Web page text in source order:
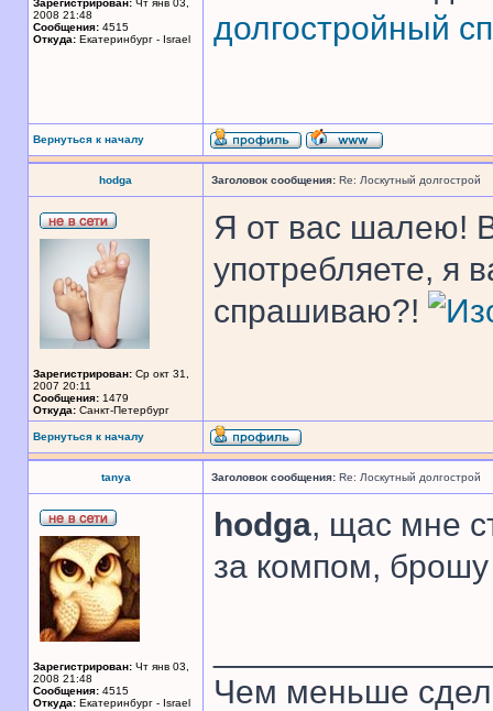
Зарегистрирован: Чт янв 03,
2008 21:48
Сообщения: 4515
Откуда: Екатеринбург - Israel
долгостройный
Вернуться к началу
hodga Заголовок сообщения: Re: Лоскутный долгострой
Зарегистрирован: Ср окт 31,
2007 20:11
Сообщения: 1479
Откуда: Санкт-Петербург
Я от вас шалею!
употребляете, я
спрашиваю?!
Вернуться к началу
tanya Заголовок сообщения: Re: Лоскутный долгострой
Зарегистрирован: Чт янв 03,
2008 21:48
Сообщения: 4515
Откуда: Екатеринбург - Israel
hodga, щас мне
за компом,
Чем меньше